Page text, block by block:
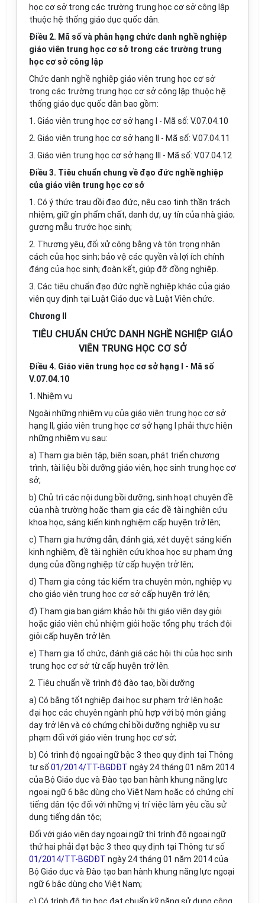
học cơ sở trong các trường trung học cơ sở công lập
thuộc hệ thống giáo dục quốc dân.
Điều 2. Mã số và phân hạng chức danh nghề nghiệp
giáo viên trung học cơ sở trong các trường trung
học cơ sở công lập
Chức danh nghề nghiệp giáo viên trung học cơ sở
trong các trường trung học cơ sở công lập thuộc hệ
thống giáo dục quốc dân bao gồm:
1. Giáo viên trung học cơ sở hạng I - Mã số: V.07.04.10
2. Giáo viên trung học cơ sở hạng II - Mã số: V.07.04.11
3. Giáo viên trung học cơ sở hạng III - Mã số: V.07.04.12
Điều 3. Tiêu chuẩn chung về đạo đức nghề nghiệp
của giáo viên trung học cơ sở
1. Có ý thức trau dồi đạo đức, nêu cao tinh thần trách
nhiệm, giữ gìn phẩm chất, danh dự, uy tín của nhà giáo;
gương mẫu trước học sinh;
2. Thương yêu, đối xử công bằng và tôn trọng nhân
cách của học sinh; bảo vệ các quyền và lợi ích chính
đáng của học sinh; đoàn kết, giúp đỡ đồng nghiệp.
3. Các tiêu chuẩn đạo đức nghề nghiệp khác của giáo
viên quy định tại Luật Giáo dục và Luật Viên chức.
Chương II
TIÊU CHUẨN CHỨC DANH NGHỀ NGHIỆP GIÁO
VIÊN TRUNG HỌC CƠ SỞ
Điều 4. Giáo viên trung học cơ sở hạng I - Mã số
V.07.04.10
1. Nhiệm vụ
Ngoài những nhiệm vụ của giáo viên trung học cơ sở
hạng II, giáo viên trung học cơ sở hạng I phải thực hiện
những nhiệm vụ sau:
a) Tham gia biên tập, biên soạn, phát triển chương
trình, tài liệu bồi dưỡng giáo viên, học sinh trung học cơ
sở;
b) Chủ trì các nội dung bồi dưỡng, sinh hoạt chuyên đề
của nhà trường hoặc tham gia các đề tài nghiên cứu
khoa học, sáng kiến kinh nghiệm cấp huyện trở lên;
c) Tham gia hướng dẫn, đánh giá, xét duyệt sáng kiến
kinh nghiệm, đề tài nghiên cứu khoa học sư phạm ứng
dụng của đồng nghiệp từ cấp huyện trở lên;
d) Tham gia công tác kiểm tra chuyên môn, nghiệp vụ
cho giáo viên trung học cơ sở cấp huyện trở lên;
đ) Tham gia ban giám khảo hội thi giáo viên dạy giỏi
hoặc giáo viên chủ nhiệm giỏi hoặc tổng phụ trách đội
giỏi cấp huyện trở lên.
e) Tham gia tổ chức, đánh giá các hội thi của học sinh
trung học cơ sở từ cấp huyện trở lên.
2. Tiêu chuẩn về trình độ đào tạo, bồi dưỡng
a) Có bằng tốt nghiệp đại học sư phạm trở lên hoặc
đại học các chuyên ngành phù hợp với bộ môn giảng
dạy trở lên và có chứng chỉ bồi dưỡng nghiệp vụ sư
phạm đối với giáo viên trung học cơ sở;
b) Có trình độ ngoại ngữ bậc 3 theo quy định tại Thông
tư số 01/2014/TT-BGDĐT ngày 24 tháng 01 năm 2014
của Bộ Giáo dục và Đào tạo ban hành khung năng lực
ngoại ngữ 6 bậc dùng cho Việt Nam hoặc có chứng chỉ
tiếng dân tộc đối với những vị trí việc làm yêu cầu sử
dụng tiếng dân tộc;
Đối với giáo viên dạy ngoại ngữ thì trình độ ngoại ngữ
thứ hai phải đạt bậc 3 theo quy định tại Thông tư số
01/2014/TT-BGDĐT ngày 24 tháng 01 năm 2014 của
Bộ Giáo dục và Đào tạo ban hành khung năng lực ngoại
ngữ 6 bậc dùng cho Việt Nam;